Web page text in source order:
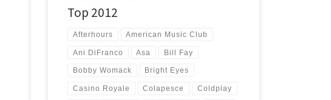
Top 2012
Afterhours American Music Club
Ani DiFranco Asa Bill Fay
Bobby Womack Bright Eyes
Casino Royale Colapesce Coldplay